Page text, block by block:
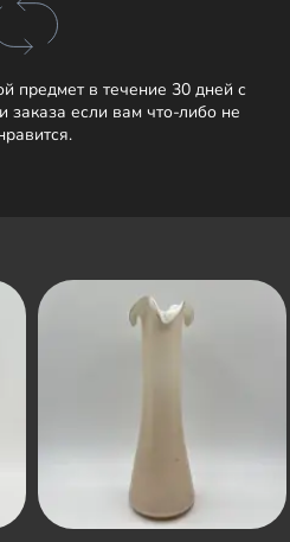
предмет в течение 30 дней с
заказа если вам что-либо не